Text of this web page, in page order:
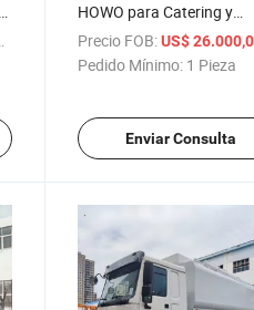
/ Pieza
HOWO para Catering y
Eventos al Aire Libre
Precio FOB: US$ 26.000,00-
Pedido Mínimo: 1 Pieza
Enviar Consulta